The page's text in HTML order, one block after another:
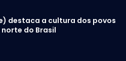
destaca a cultura dos povos
do Brasil